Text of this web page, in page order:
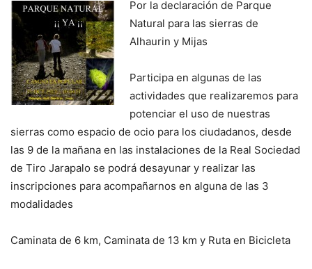
Por la declaración de Parque
Natural para las sierras de
Alhaurin y Mijas
Participa en algunas de las
actividades que realizaremos para
potenciar el uso de nuestras
sierras como espacio de ocio para los ciudadanos, desde
las 9 de la mañana en las instalaciones de la Real Sociedad
de Tiro Jarapalo se podrá desayunar y realizar las
inscripciones para acompañarnos en alguna de las 3
modalidades
Caminata de 6 km, Caminata de 13 km y Ruta en Bicicleta